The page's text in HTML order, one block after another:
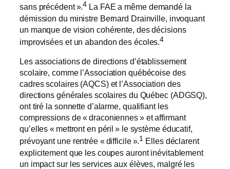
sans précédent ».4 La FAE a même demandé la
démission du ministre Bernard Drainville, invoquant
un manque de vision cohérente, des décisions
improvisées et un abandon des écoles.4
Les associations de directions d’établissement
scolaire, comme l’Association québécoise des
cadres scolaires (AQCS) et l’Association des
directions générales scolaires du Québec (ADGSQ),
ont tiré la sonnette d’alarme, qualifiant les
compressions de « draconiennes » et affirmant
qu’elles « mettront en péril » le système éducatif,
prévoyant une rentrée « difficile ».1 Elles déclarent
explicitement que les coupes auront inévitablement
un impact sur les services aux élèves, malgré les